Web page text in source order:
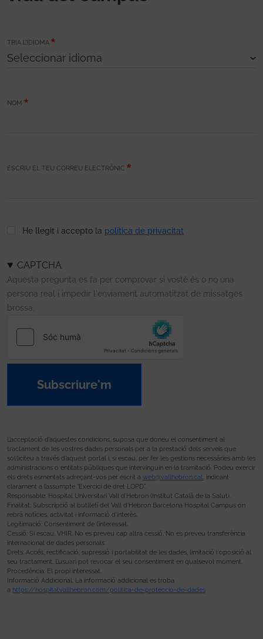
TRIA L’IDIOMA
NOM
ESCRIU EL TEU CORREU ELECTRÒNIC
He llegit i accepto la política de privacitat
CAPTCHA
Aquesta pregunta es fa per comprovar si vostè és o no una
persona real i impedir l'enviament automatitzat de missatges
brossa.
Subscriure'm
L’acceptació d’aquestes condicions, suposa que doneu el consentiment al
tractament de les vostres dades personals per a la prestació dels serveis que
sol·liciteu a través d’aquest portal i, si escau, per fer les gestions necessàries amb les
administracions o entitats públiques que intervinguin en la tramitació. Podeu exercir
els drets esmentats adreçant-vos per escrit a web@vallhebron.cat, indicant
clarament a l’assumpte “Exercici de dret LOPD”.
Responsable: Hospital Universitari Vall d’Hebron (Institut Català de la Salut).
Finalitat: Subscripció al butlletí del Vall d’Hebron Barcelona Hospital Campus on
rebrà notícies, activitat i informació d’interès.
Legitimació: Consentiment de l’interessat.
Cessió: Si escau, VHIR. No es preveu cap altra cessió. No es preveu transferència
internacional de dades personals.
Drets: Accés, rectificació, supressió i portabilitat de les dades, limitació i oposició al
seu tractament. L’usuari pot revocar el seu consentiment en qualsevol moment.
Procedència: El propi interessat.
Informació Addicional: La informació addicional es troba
a https://hospital.vallhebron.com/politica-de-proteccio-de-dades